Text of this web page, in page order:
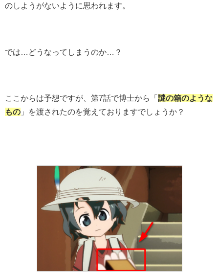
のしようがないように思われます。
では…どうなってしまうのか…？
ここからは予想ですが、第7話で博士から「 謎の箱のような
もの 」を渡されたのを覚えておりますでしょうか？